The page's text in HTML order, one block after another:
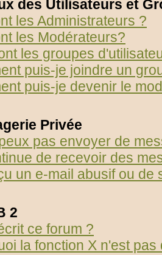
des Utilisateurs et
les Administrateurs ?
les Modérateurs?
les groupes
puis-je joindre un
puis-je devenir le
Privée
pas envoyer de
de recevoir des
un e-mail abusif ou de
2
ce forum ?
la fonction X n'est pas